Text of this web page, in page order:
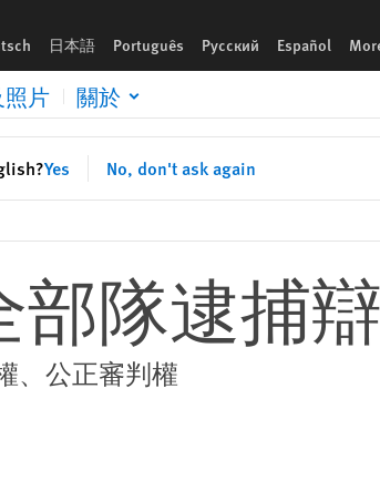
日本語 Português Русский Español
片 關於
Yes No, don't ask again
隊逮捕
、公正審判權